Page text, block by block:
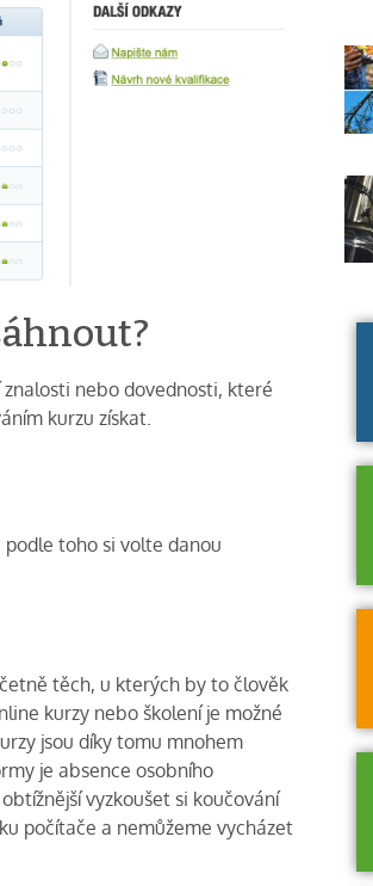
nebo dovednosti, které
kurzu získat.
toho si volte danou
těch, u kterých by to člověk
kurzy nebo školení je možné
jsou díky tomu mnohem
je absence osobního
vyzkoušet si koučování
počítače a nemůžeme vycházet